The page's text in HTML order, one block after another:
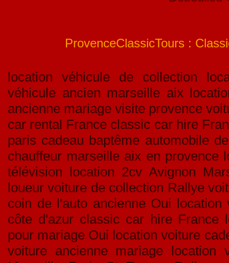
ProvenceClassicTours :
location véhicule de collection
véhicule ancien marseille aix
ancienne mariage visite provence
car rental France classic car hire
paris cadeau baptême automobile
chauffeur marseille aix en provence
télévision location 2cv Avignon
loueur voiture de collection Rallye
coin de l'auto ancienne Oui
côte d'azur classic car hire France
pour mariage Oui location voiture
voiture ancienne mariage location